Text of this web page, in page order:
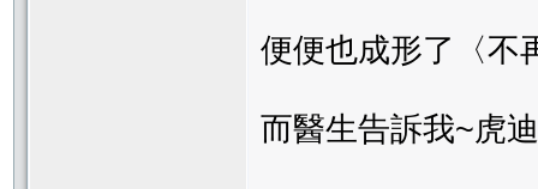
便便也成形了〈不
而醫生告訴我~虎